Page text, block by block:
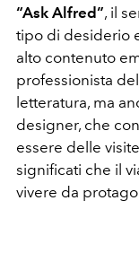
“Ask Alfred”, il
tipo di desiderio
alto contenuto
professionista
letteratura, ma
designer, che
essere delle
significati che il
vivere da